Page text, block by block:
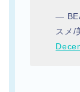
—
スメ/